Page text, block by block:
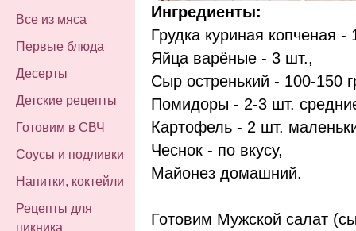
Все из мяса
Первые блюда
Десерты
Детские рецепты
Готовим в СВЧ
Соусы и подливки
Напитки, коктейли
Рецепты для
пикника
Ингредиенты:
Грудка куриная копченая
Яйца варёные - 3 шт.,
Сыр остренький - 100-150
Помидоры - 2-3 шт.
Картофель - 2 шт.
Чеснок - по вкусу,
Майонез домашний.
Готовим Мужской салат